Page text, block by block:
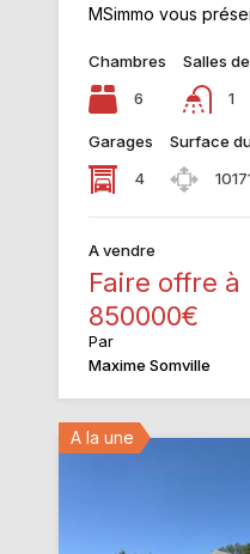
MSimmo vous
Chambres
6
Salles
1
Garages
4
Surface
A vendre
Faire offre
850000€
Par
Maxime Somville
A la une